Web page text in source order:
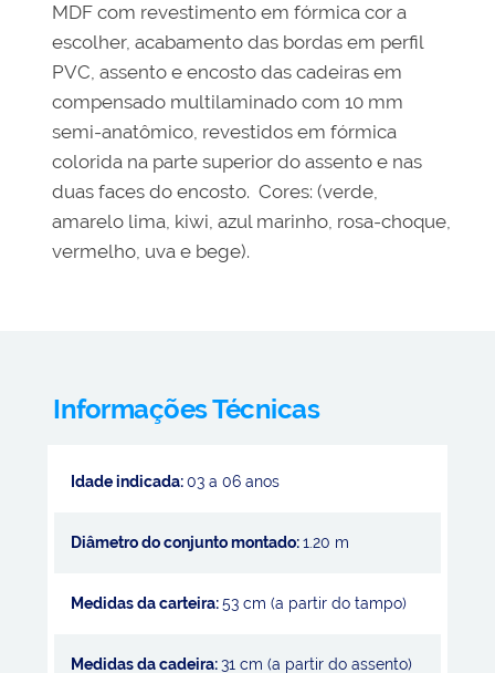
MDF com revestimento em fórmica cor a
escolher, acabamento das bordas em perfil
PVC, assento e encosto das cadeiras em
compensado multilaminado com 10 mm
semi-anatômico, revestidos em fórmica
colorida na parte superior do assento e nas
duas faces do encosto. Cores: (verde,
amarelo lima, kiwi, azul marinho, rosa-choque,
vermelho, uva e bege).
Informações Técnicas
Idade indicada:03 a 06 anos
Diâmetro do conjunto montado:1.20 m
Medidas da carteira:53 cm (a partir do tampo)
Medidas da cadeira:31 cm (a partir do assento)